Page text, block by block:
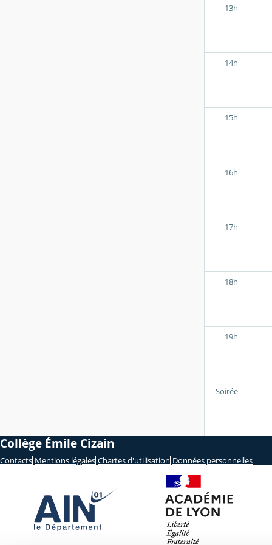
13h
14h
15h
16h
17h
18h
19h
Soirée
Collège Émile Cizain
Contacts Mentions légales Chartes d'utilisation Données personnelles